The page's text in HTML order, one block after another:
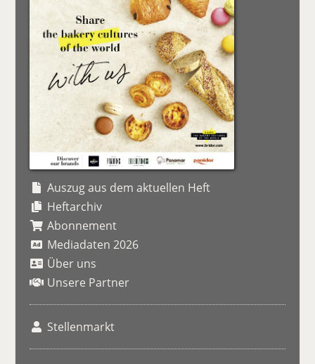
Auszug aus dem aktuellen Heft
Heftarchiv
Abonnement
Mediadaten 2026
Über uns
Unsere Partner
Stellenmarkt